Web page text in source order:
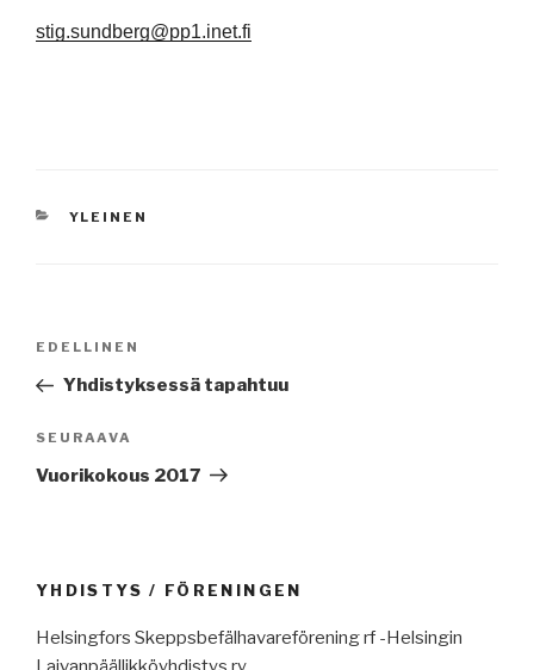
stig.sundberg@pp1.inet.fi
KATEGORIAT
YLEINEN
Edellinen
artikkeli
EDELLINEN
Yhdistyksessä tapahtuu
Seuraava
artikkeli
SEURAAVA
Vuorikokous 2017
YHDISTYS / FÖRENINGEN
Helsingfors Skeppsbefälhavareförening rf -Helsingin